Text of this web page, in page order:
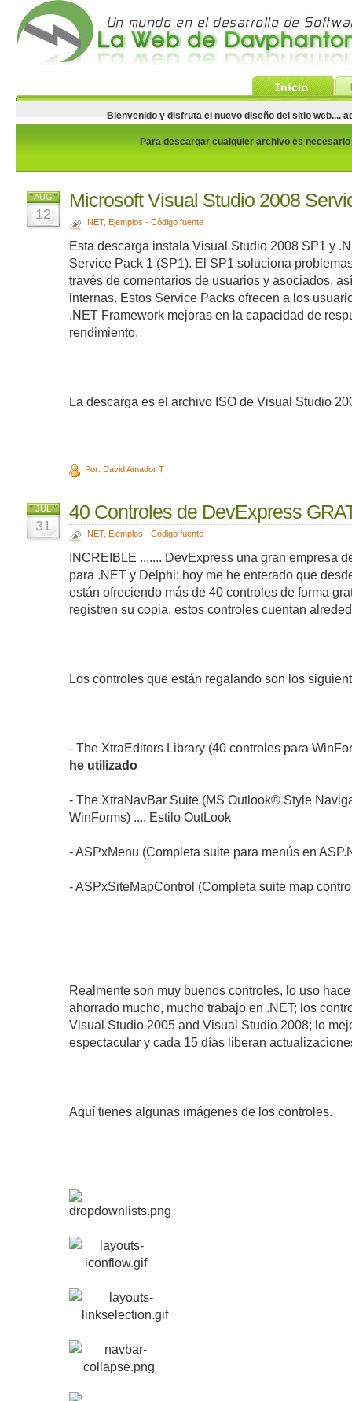
Bienvenido y disfruta el nuevo diseño del sitio web....
Para descargar cualquier archivo es
AUG
12
Microsoft Visual Studio 2008
.NET, Ejemplos - Código fuente
Esta descarga instala Visual Studio 2008 SP1 y
Service Pack 1 (SP1). El SP1 soluciona
través de comentarios de usuarios y asociados,
internas. Estos Service Packs ofrecen a los
.NET Framework mejoras en la capacidad de
rendimiento.
La descarga es el archivo ISO de Visual Studio
Por: David Amador T
JUL
31
40 Controles de DevExpress
.NET, Ejemplos - Código fuente
INCREIBLE ....... DevExpress una gran empresa
para .NET y Delphi; hoy me he enterado que
están ofreciendo más de 40 controles de forma
registren su copia, estos controles cuentan
Los controles que están regalando son los
- The XtraEditors Library (40 controles para
he utilizado
- The XtraNavBar Suite (MS Outlook® Style
WinForms) .... Estilo OutLook
- ASPxMenu (Completa suite para menús en
- ASPxSiteMapControl (Completa suite map
Realmente son muy buenos controles, lo uso
ahorrado mucho, mucho trabajo en .NET; los
Visual Studio 2005 and Visual Studio 2008; lo
espectacular y cada 15 días liberan
Aquí tienes algunas imágenes de los controles.